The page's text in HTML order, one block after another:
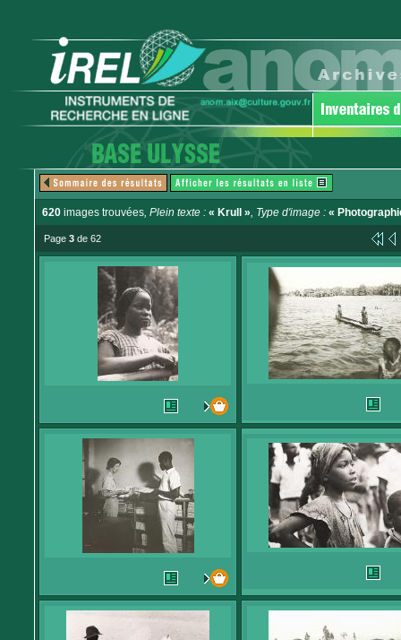
620 images trouvées, Plein texte : « Krull », Type d'image : «
Page 3 de 62